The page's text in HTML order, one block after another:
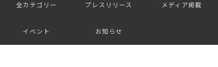
全カテゴリー プレスリリース メディア掲載
イベント お知らせ